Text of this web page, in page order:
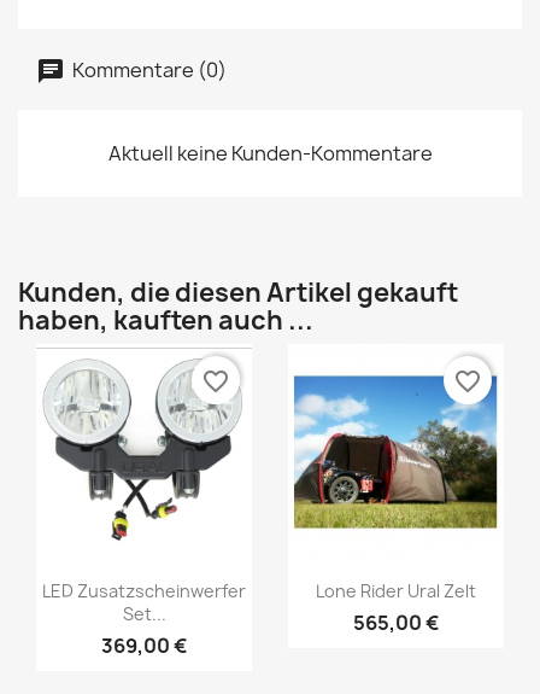
Kommentare (0)
Aktuell keine Kunden-Kommentare
Kunden, die diesen Artikel gekauft
haben, kauften auch ...
LED Zusatzscheinwerfer
Set...
369,00 €
favorite_border
Lone Rider Ural Zelt
565,00 €
favorite_border